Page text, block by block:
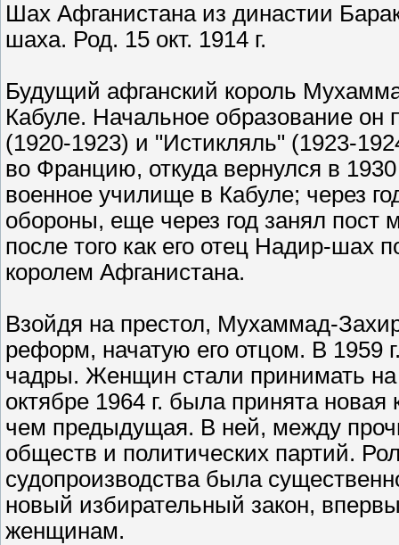
Шах Афганистана из династии
шаха. Род. 15 окт. 1914 г.
Будущий афганский король
Кабуле. Начальное образование он
(1920-1923) и "Истикляль" (1923-
во Францию, откуда вернулся в
военное училище в Кабуле; через
обороны, еще через год занял пост
после того как его отец Надир-шах
королем Афганистана.
Взойдя на престол, Мухаммад-
реформ, начатую его отцом. В 1959
чадры. Женщин стали принимать на
октябре 1964 г. была принята
чем предыдущая. В ней, между
обществ и политических партий.
судопроизводства была
новый избирательный закон,
женщинам.